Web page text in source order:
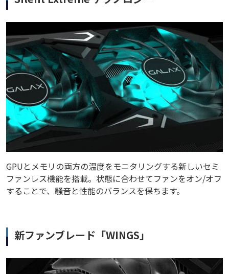
GPUとメモリの両方の温度をモニタリングする新しいセミ
ファンレス機能を搭載。状態に合わせてファンをオン/オフ
することで、騒音と性能のバランスを保ちます。
新ファンブレード「WINGS」